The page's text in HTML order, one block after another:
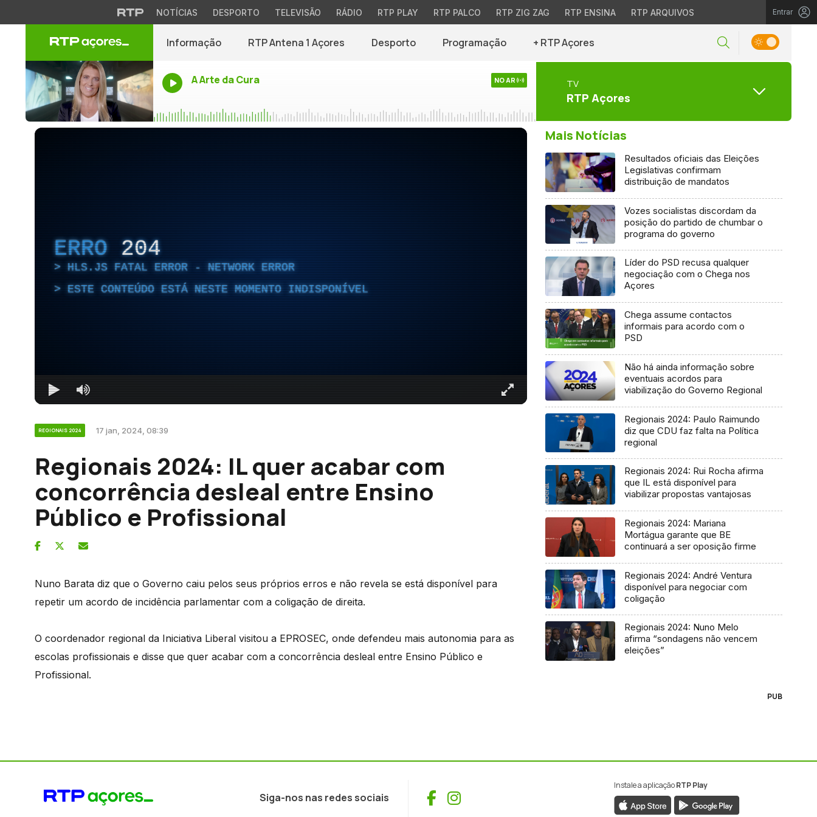
NOTÍCIAS DESPORTO TELEVISÃO RÁDIO RTP PLAY RTP PALCO RTP ZIG ZAG RTP ENSINA RTP ARQUIVOS Entrar
Informação RTP Antena 1 Açores Desporto Programação + RTP Açores
A Arte da Cura NO AR TV
RTP Açores
ERRO 204
HLS.JS FATAL ERROR - NETWORK ERROR
ESTE CONTEÚDO ESTÁ NESTE MOMENTO INDISPONÍVEL
REGIONAIS 2024 17 jan, 2024, 08:39
Regionais 2024: IL quer acabar com
concorrência desleal entre Ensino
Público e Profissional
Nuno Barata diz que o Governo caiu pelos seus próprios erros e não revela se está disponível para
repetir um acordo de incidência parlamentar com a coligação de direita.
O coordenador regional da Iniciativa Liberal visitou a EPROSEC, onde defendeu mais autonomia para as
escolas profissionais e disse que quer acabar com a concorrência desleal entre Ensino Público e
Profissional.
Mais Notícias
Resultados oficiais das Eleições
Legislativas confirmam
distribuição de mandatos
Vozes socialistas discordam da
posição do partido de chumbar o
programa do governo
Líder do PSD recusa qualquer
negociação com o Chega nos
Açores
Chega assume contactos
informais para acordo com o
PSD
Não há ainda informação sobre
eventuais acordos para
viabilização do Governo Regional
Regionais 2024: Paulo Raimundo
diz que CDU faz falta na Política
regional
Regionais 2024: Rui Rocha afirma
que IL está disponível para
viabilizar propostas vantajosas
Regionais 2024: Mariana
Mortágua garante que BE
continuará a ser oposição firme
Regionais 2024: André Ventura
disponível para negociar com
coligação
Regionais 2024: Nuno Melo
afirma “sondagens não vencem
eleições”
PUB
Siga-nos nas redes sociais Facebook
Instagram
Instale a aplicaçãoRTP Play